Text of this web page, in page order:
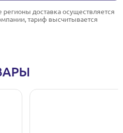
доставка осуществляется
тариф высчитывается